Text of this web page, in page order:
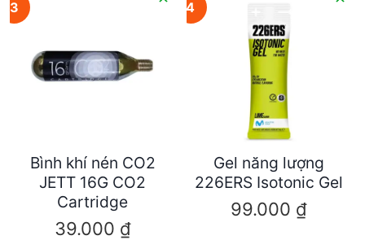
3
Bình khí nén CO2
JETT 16G CO2
Cartridge
39.000 ₫
4
Gel năng lượng
226ERS Isotonic Gel
99.000 ₫